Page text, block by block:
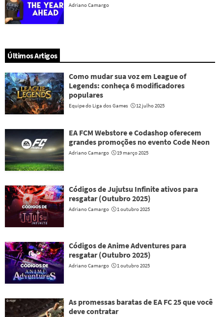
Adriano Camargo
Últimos Artigos
Como mudar sua voz em League of
Legends: conheça 6 modificadores
populares
Equipe do Liga dos Games 12 julho 2025
EA FCM Webstore e Codashop oferecem
grandes promoções no evento Code Neon
Adriano Camargo 19 março 2025
Códigos de Jujutsu Infinite ativos para
resgatar (Outubro 2025)
Adriano Camargo 1 outubro 2025
Códigos de Anime Adventures para
resgatar (Outubro 2025)
Adriano Camargo 1 outubro 2025
As promessas baratas de EA FC 25 que você
deve contratar